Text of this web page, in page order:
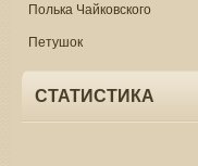
Полька Чайковского
Петушок
СТАТИСТИКА